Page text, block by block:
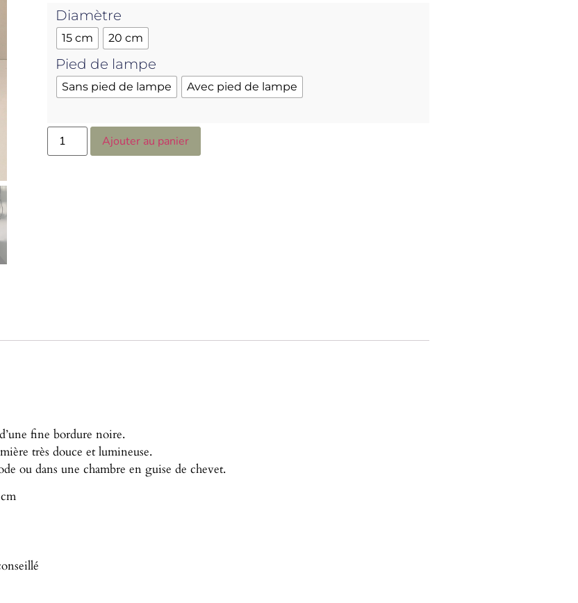
Diamètre
15 cm 20 cm
Pied de lampe
Sans pied de lampe Avec pied de lampe
Ajouter au panier
fine bordure noire.
très douce et lumineuse.
ou dans une chambre en guise de chevet.